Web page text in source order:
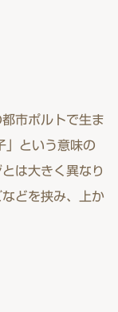
市ポルトで生ま
」という意味の
は大きく異なり
どを挟み、上か